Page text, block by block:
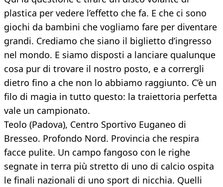
plastica per vedere l’effetto che fa. E che ci sono
giochi da bambini che vogliamo fare per diventare
grandi. Crediamo che siano il biglietto d’ingresso
nel mondo. E siamo disposti a lanciare qualunque
cosa pur di trovare il nostro posto, e a corrergli
dietro fino a che non lo abbiamo raggiunto. C’è un
filo di magia in tutto questo: la traiettoria perfetta
vale un campionato.
Teolo (Padova), Centro Sportivo Euganeo di
Bresseo. Profondo Nord. Provincia che respira
facce pulite. Un campo fangoso con le righe
segnate in terra più stretto di uno di calcio ospita
le finali nazionali di uno sport di nicchia. Quelli